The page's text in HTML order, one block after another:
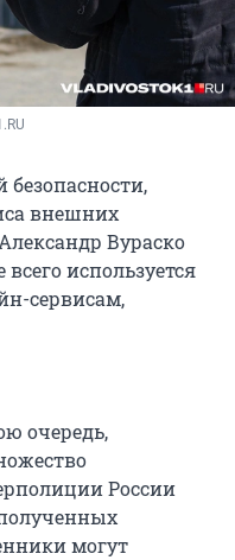
внешних
Вураско
используется
сервисам,
очередь,
России
могут